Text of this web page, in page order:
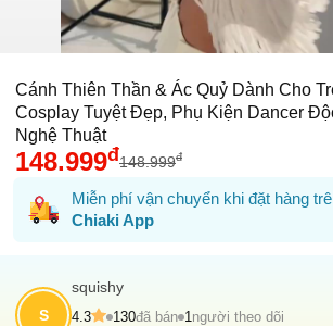
Cánh Thiên Thần & Ác Quỷ Dành Cho
Cosplay Tuyệt Đẹp, Phụ Kiện Dancer
Nghệ Thuật
148.999đ148.999đ
Miễn phí vận chuyển khi đặt hàng
Chiaki App
S
squishy
4.3 130đã bán 1 người theo dõi